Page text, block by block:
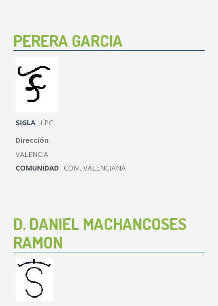
PERERA GARCIA
SIGLA LPC
Dirección
VALENCIA
COMUNIDAD COM. VALENCIANA
D. DANIEL MACHANCOSES
RAMON